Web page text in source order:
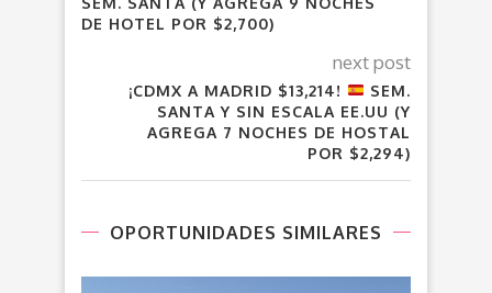
DE HOTEL POR $2,700)
next post
¡CDMX A MADRID $13,214!
SEM.
SANTA Y SIN ESCALA EE.UU (Y
AGREGA 7 NOCHES DE HOSTAL
POR $2,294)
OPORTUNIDADES SIMILARES